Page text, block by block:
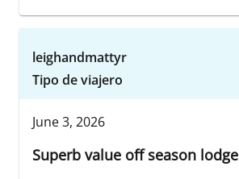
leighandmattyr
Tipo de viajero
June 3, 2026
Superb value off season lodge